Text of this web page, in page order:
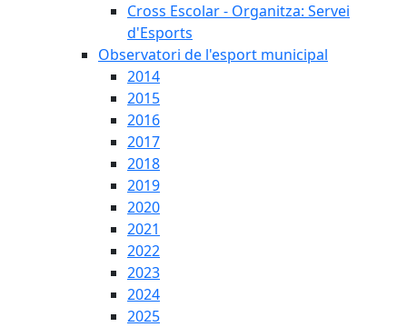
Cross Escolar - Organitza: Servei
d'Esports
Observatori de l'esport municipal
2014
2015
2016
2017
2018
2019
2020
2021
2022
2023
2024
2025